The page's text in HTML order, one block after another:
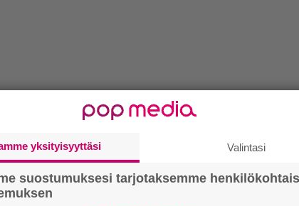
yksityisyyttäsi Valintasi
suostumuksesi tarjotaksemme